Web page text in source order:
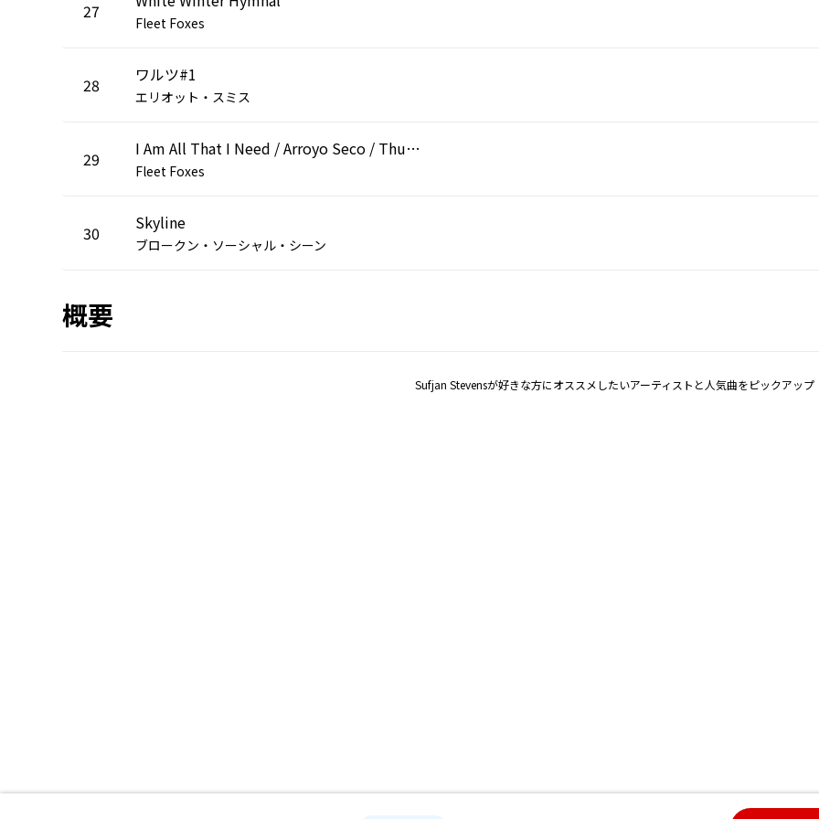
27
Fleet Foxes
28 ワルツ#1
エリオット・スミス
29 I Am All That I Need / Arroyo Seco / Thumbprint Scar
Fleet Foxes
30 Skyline
ブロークン・ソーシャル・シーン
概要
Sufjan Stevensが好きな方にオススメしたいアーティストと人気曲をピックアップ